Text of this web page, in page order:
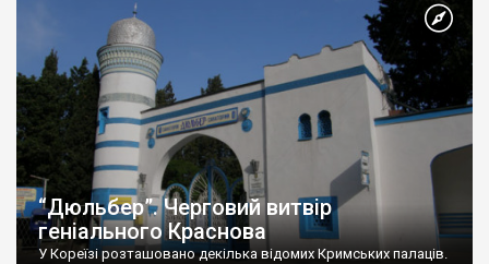
“Дюльбер”. Черговий витвір
геніального Краснова
У Кореїзі розташовано декілька відомих Кримських палаців.